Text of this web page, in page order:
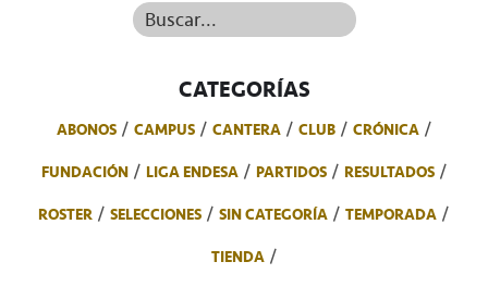
Buscar...
CATEGORÍAS
ABONOS CAMPUS CANTERA CLUB
CRÓNICA
FUNDACIÓN
LIGA ENDESA PARTIDOS
RESULTADOS
ROSTER
SELECCIONES SIN CATEGORÍA
TEMPORADA
TIENDA